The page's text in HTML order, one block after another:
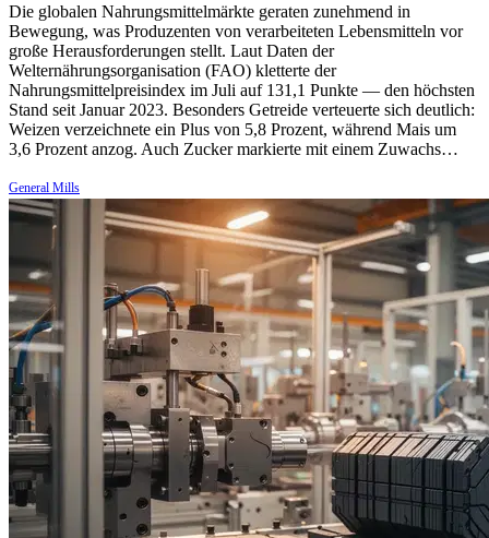
Die globalen Nahrungsmittelmärkte geraten zunehmend in
Bewegung, was Produzenten von verarbeiteten Lebensmitteln vor
große Herausforderungen stellt. Laut Daten der
Welternährungsorganisation (FAO) kletterte der
Nahrungsmittelpreisindex im Juli auf 131,1 Punkte — den höchsten
Stand seit Januar 2023. Besonders Getreide verteuerte sich deutlich:
Weizen verzeichnete ein Plus von 5,8 Prozent, während Mais um
3,6 Prozent anzog. Auch Zucker markierte mit einem Zuwachs…
General Mills